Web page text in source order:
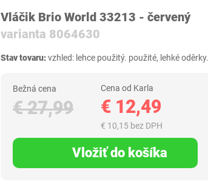
Vláčik Brio World 33213 - červený
varianta 8064630
Stav tovaru:vzhled: lehce použitý. použité, lehké oděrky.
Bežná cena
€ 27,99
Cena od Karla
€ 12,49
€ 10,15 bez DPH
Vložiť do košíka